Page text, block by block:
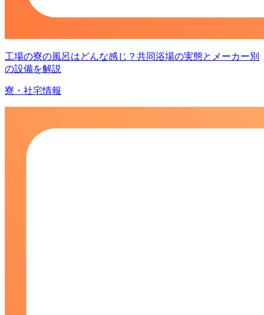
工場の寮の風呂はどんな感じ？共同浴場の実態とメーカー別
の設備を解説
寮・社宅情報